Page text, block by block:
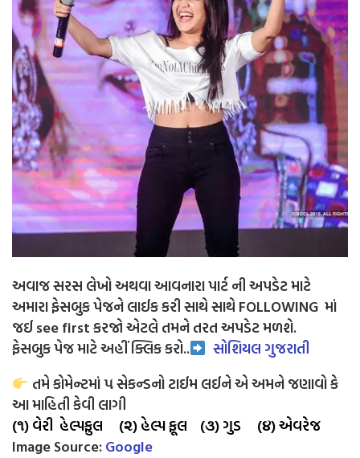
અવાજ સરસ લેખો અથવા આવનારા પાર્ટ ની અપડેટ માટે
અમારા ફેસબુક પેજને લાઈક કરી સાથે સાથે FOLLOWING માં
જઈ see first કરજો એટલે તમને તરત અપડેટ મળશે.
ફેસબુક પેજ માટે અહીં ક્લિક કરો..
સોશિયલ ગુજરાતી
તમે કોમેન્ટમાં ૫ સેકન્ડનો ટાઈમ લઈને એ અમને જણાવો કે
આ માહિતી કેવી લાગી
(૧) વેરી હેલ્પફુલ (૨) હેલ્પ ફૂલ (૩) ગુડ (૪) એવરેજ
Image Source:Google